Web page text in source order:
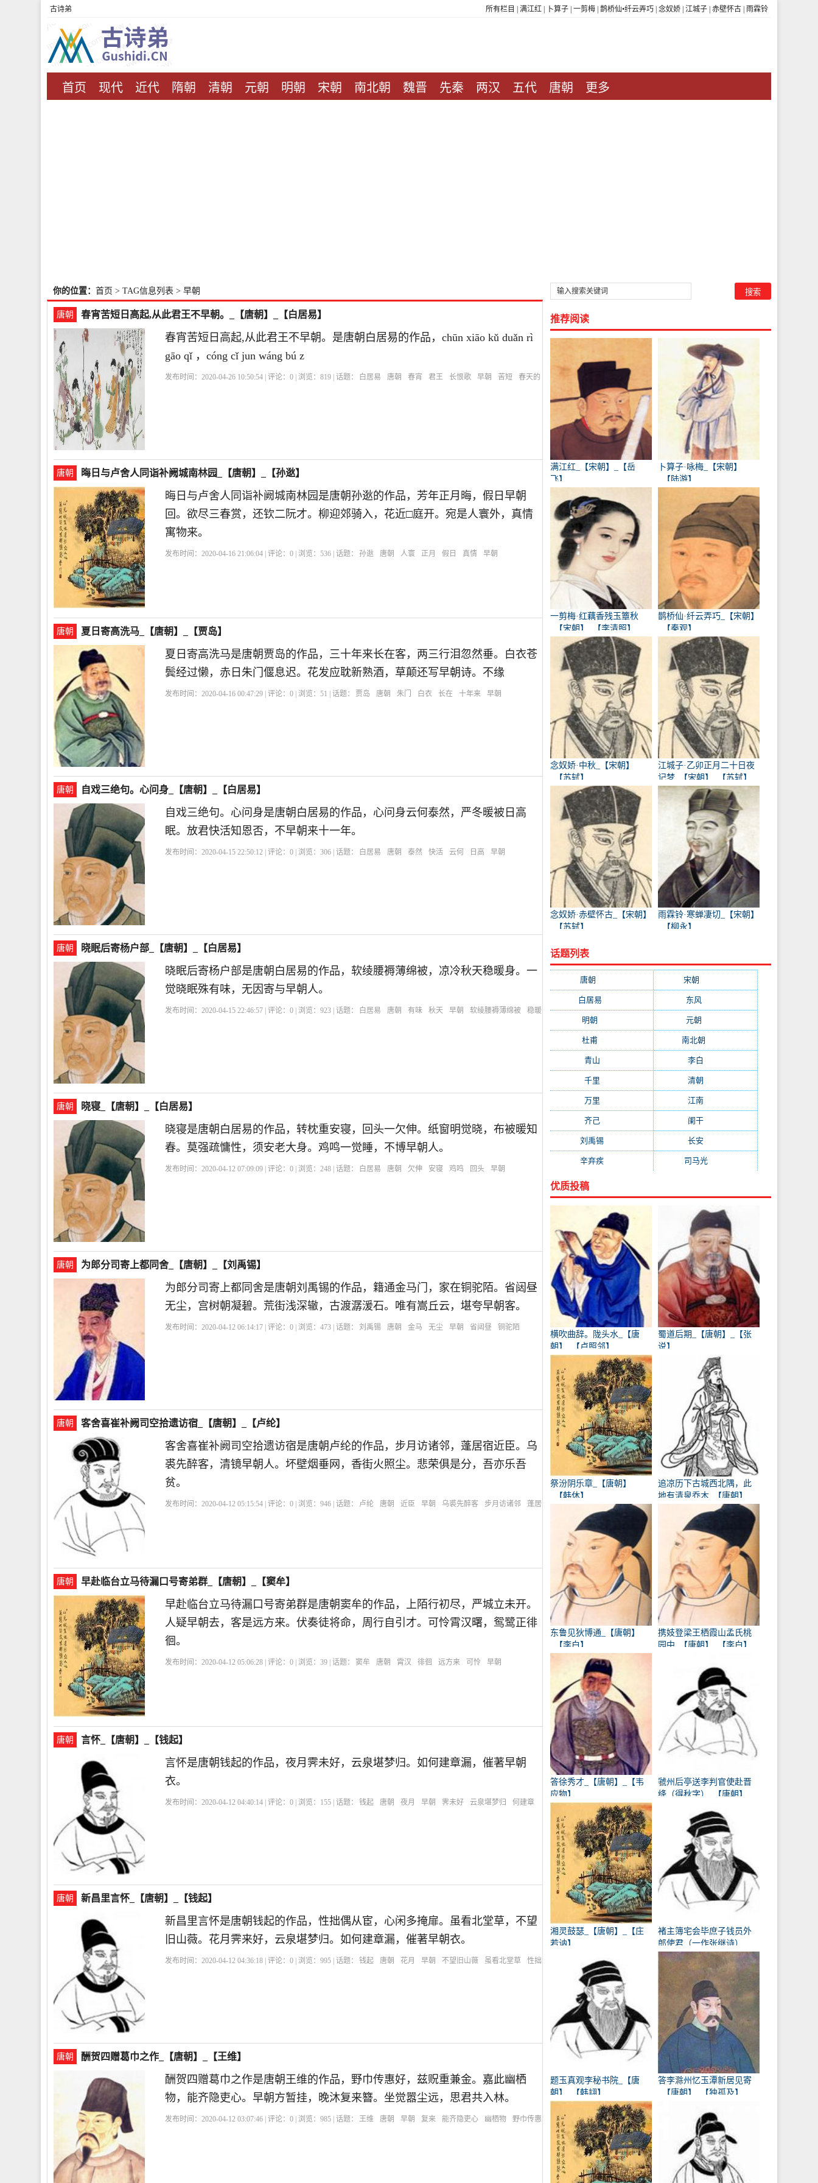
所有栏目 满江红 卜算子 一剪梅 鹊桥仙•纤云弄巧 念奴娇 江城子 赤壁怀古 雨霖铃
古诗弟
首页 现代 近代 隋朝 清朝 元朝 明朝 宋朝 南北朝 魏晋 先秦 两汉 五代 唐朝 更多
你的位置： 首页 > TAG信息列表 > 早朝
唐朝 春宵苦短日高起,从此君王不早朝。_【唐朝】_【白居易】
春宵苦短日高起,从此君王不早朝。是唐朝白居易的作品，chūn xiāo kǔ duǎn rì
gāo qǐ ，cóng cǐ jun wáng bú z
发布时间：2020-04-26 10:50:54 | 评论：0 | 浏览：819 | 话题： 白居易 唐朝 春宵 君王 长恨歌 早朝 苦短
春天的
唐朝 晦日与卢舍人同诣补阙城南林园_【唐朝】_【孙逖】
晦日与卢舍人同诣补阙城南林园是唐朝孙逖的作品，芳年正月晦，假日早朝
回。欲尽三春赏，还钦二阮才。柳迎郊骑入，花近□庭开。宛是人寰外，真情
寓物来。
发布时间：2020-04-16 21:06:04 | 评论：0 | 浏览：536 | 话题： 孙逖 唐朝 人寰 正月 假日 真情 早朝
唐朝 夏日寄高洗马_【唐朝】_【贾岛】
夏日寄高洗马是唐朝贾岛的作品，三十年来长在客，两三行泪忽然垂。白衣苍
鬓经过懒，赤日朱门偃息迟。花发应耽新熟酒，草颠还写早朝诗。不缘
发布时间：2020-04-16 00:47:29 | 评论：0 | 浏览：51 | 话题： 贾岛 唐朝 朱门 白衣 长在 十年来 早朝
唐朝 自戏三绝句。心问身_【唐朝】_【白居易】
自戏三绝句。心问身是唐朝白居易的作品，心问身云何泰然，严冬暖被日高
眠。放君快活知恩否，不早朝来十一年。
发布时间：2020-04-15 22:50:12 | 评论：0 | 浏览：306 | 话题： 白居易 唐朝 泰然 快活 云何 日高 早朝
唐朝 晓眠后寄杨户部_【唐朝】_【白居易】
晓眠后寄杨户部是唐朝白居易的作品，软绫腰褥薄绵被，凉冷秋天稳暖身。一
觉晓眠殊有味，无因寄与早朝人。
发布时间：2020-04-15 22:46:57 | 评论：0 | 浏览：923 | 话题： 白居易 唐朝 有味 秋天 早朝 软绫腰褥薄绵被
稳暖
唐朝 晓寝_【唐朝】_【白居易】
晓寝是唐朝白居易的作品，转枕重安寝，回头一欠伸。纸窗明觉晓，布被暖知
春。莫强疏慵性，须安老大身。鸡鸣一觉睡，不博早朝人。
发布时间：2020-04-12 07:09:09 | 评论：0 | 浏览：248 | 话题： 白居易 唐朝 欠伸 安寝 鸡鸣 回头 早朝
唐朝 为郎分司寄上都同舍_【唐朝】_【刘禹锡】
为郎分司寄上都同舍是唐朝刘禹锡的作品，籍通金马门，家在铜驼陌。省闼昼
无尘，宫树朝凝碧。荒街浅深辙，古渡潺湲石。唯有嵩丘云，堪夸早朝客。
发布时间：2020-04-12 06:14:17 | 评论：0 | 浏览：473 | 话题： 刘禹锡 唐朝 金马 无尘 早朝 省闼昼 铜驼陌
唐朝 客舍喜崔补阙司空拾遗访宿_【唐朝】_【卢纶】
客舍喜崔补阙司空拾遗访宿是唐朝卢纶的作品，步月访诸邻，蓬居宿近臣。乌
裘先醉客，清镜早朝人。坏壁烟垂网，香街火照尘。悲荣俱是分，吾亦乐吾
贫。
发布时间：2020-04-12 05:15:54 | 评论：0 | 浏览：946 | 话题： 卢纶 唐朝 近臣 早朝 乌裘先醉客 步月访诸邻
蓬居
唐朝 早赴临台立马待漏口号寄弟群_【唐朝】_【窦牟】
早赴临台立马待漏口号寄弟群是唐朝窦牟的作品，上陌行初尽，严城立未开。
人疑早朝去，客是远方来。伏奏徒将命，周行自引才。可怜霄汉曙，鸳鹭正徘
徊。
发布时间：2020-04-12 05:06:28 | 评论：0 | 浏览：39 | 话题： 窦牟 唐朝 霄汉 徘徊 远方来 可怜 早朝
唐朝 言怀_【唐朝】_【钱起】
言怀是唐朝钱起的作品，夜月霁未好，云泉堪梦归。如何建章漏，催著早朝
衣。
发布时间：2020-04-12 04:40:14 | 评论：0 | 浏览： 155 | 话题： 钱起 唐朝 夜月 早朝 霁未好 云泉堪梦归 何建章
唐朝 新昌里言怀_【唐朝】_【钱起】
新昌里言怀是唐朝钱起的作品，性拙偶从宦，心闲多掩扉。虽看北堂草，不望
旧山薇。花月霁来好，云泉堪梦归。如何建章漏，催著早朝衣。
发布时间：2020-04-12 04:36:18 | 评论：0 | 浏览：995 | 话题： 钱起 唐朝 花月 早朝 不望旧山薇 虽看北堂草
性拙
唐朝 酬贺四赠葛巾之作_【唐朝】_【王维】
酬贺四赠葛巾之作是唐朝王维的作品，野巾传惠好，兹贶重兼金。嘉此幽栖
物，能齐隐吏心。早朝方暂挂，晚沐复来簪。坐觉嚣尘远，思君共入林。
发布时间：2020-04-12 03:07:46 | 评论：0 | 浏览：985 | 话题： 王维 唐朝 早朝 复来 能齐隐吏心 幽栖物
野巾传惠
推荐阅读
满江红_【宋朝】_【岳
飞】
卜算子·咏梅_【宋朝】
_【陆游】
一剪梅·红藕香残玉簟秋
_【宋朝】_【李清照】
鹊桥仙·纤云弄巧_【宋朝】
_【秦观】
念奴娇·中秋_【宋朝】
_【苏轼】
江城子·乙卯正月二十日夜
记梦_【宋朝】_【苏轼】
念奴娇·赤壁怀古_【宋朝】
_【苏轼】
雨霖铃·寒蝉凄切_【宋朝】
_【柳永】
话题列表
唐朝 宋朝
白居易 东风(1544)
明朝 元朝
杜甫 南北朝
青山 李白
千里 清朝
万里 江南
齐己(781) 阑干
刘禹锡 长安
辛弃疾 司马光(601)
优质投稿
横吹曲辞。陇头水_【唐
朝】_【卢照邻】
蜀道后期_【唐朝】_【张
说】
祭汾阴乐章_【唐朝】
_【韩休】
追凉历下古城西北隅，此
地有清泉乔木_【唐朝】
东鲁见狄博通_【唐朝】
_【李白】
携妓登梁王栖霞山孟氏桃
园中_【唐朝】_【李白】
答徐秀才_【唐朝】_【韦
应物】
虢州后亭送李判官使赴晋
绛（得秋字）_【唐朝】
湘灵鼓瑟_【唐朝】_【庄
若讷】
褚主簿宅会毕庶子钱员外
郎使君（一作张继诗）
_【唐朝】_【韩翃】
题玉真观李秘书院_【唐
朝】_【韩翃】
答李滁州忆玉潭新居见寄
_【唐朝】_【独孤及】